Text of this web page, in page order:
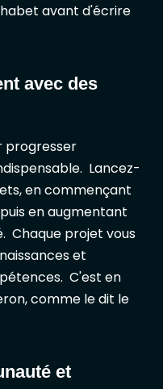
avant d'écrire
avec des
progresser
Lancez-
en commençant
en augmentant
Chaque projet vous
et
C'est en
comme le dit le
et